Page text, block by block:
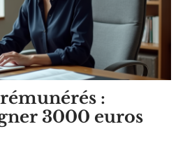
:
3000 euros